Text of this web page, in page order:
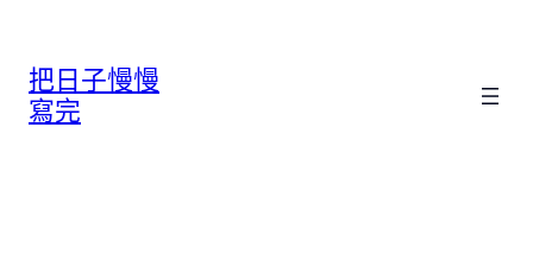
把日子慢慢
寫完